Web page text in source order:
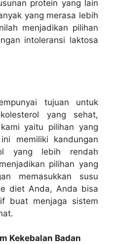
protein yang lain
yang merasa lebih
menjadikan pilihan
intoleransi laktosa
tujuan untuk
yang sehat,
yaitu pilihan yang
memiliki kandungan
yang lebih rendah
pilihan yang
memasukkan susu
diet Anda, Anda bisa
buat menjaga sistem
Kekebalan Badan